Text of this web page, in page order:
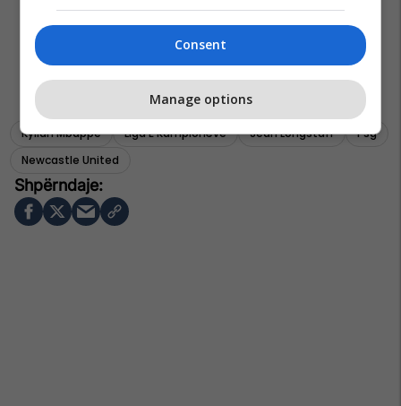
Kylian Mbappe Liga E Kampionëve Sean Longstaff
Psg
Newcastle United
Consent
Manage options